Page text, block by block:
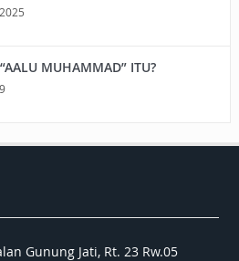
MUHAMMAD” ITU?
Gunung Jati, Rt. 23 Rw.05